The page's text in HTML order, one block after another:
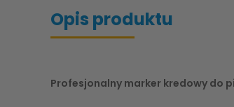
Opis produktu
Profesjonalny marker kredowy do